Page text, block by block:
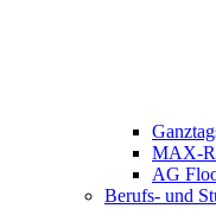
MAX-
AG
Berufs- und